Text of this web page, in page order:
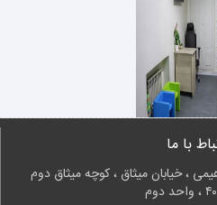
با ما
، خیابان میثاق ، کوچه میثاق دوم